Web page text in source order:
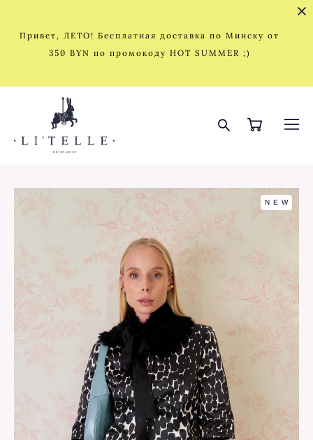
Привет, ЛЕТО! Бесплатная доставка по Минску от
350 BYN по промокоду HOT SUMMER ;)
NEW